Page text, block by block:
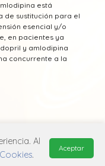
está
de sustitución para el
esencial y/o
en pacientes ya
y amlodipina
concurrente a la
de Laboratorio
9798281009201)
Al
.
Aceptar